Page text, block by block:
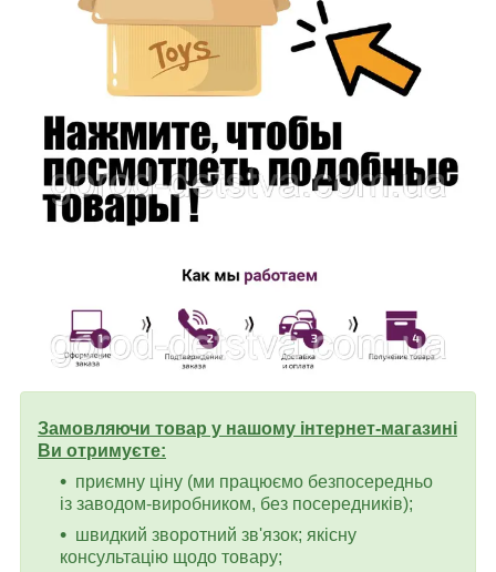
Замовляючи товар у нашому інтернет-магазині
Ви отримуєте:
приємну ціну (ми працюємо безпосередньо
із заводом-виробником, без посередників);
швидкий зворотний зв'язок; якісну
консультацію щодо товару;